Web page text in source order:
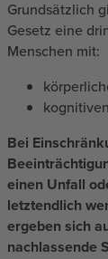
Grundsätzlich
Gesetz eine
Menschen mit:
Bei
einen Unfall
letztendlich
ergeben sich
nachlassende